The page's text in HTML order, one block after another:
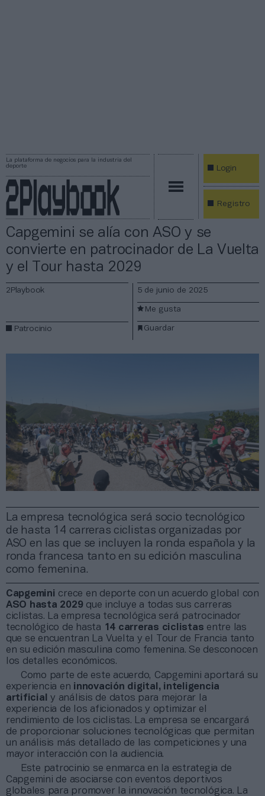
La plataforma de negocios para la industria del
deporte
Login
Registro
Capgemini se alía con ASO y se
convierte en patrocinador de La Vuelta
y el Tour hasta 2029
La empresa tecnológica será socio tecnológico
de hasta 14 carreras ciclistas organizadas por
ASO en las que se incluyen la ronda española y la
ronda francesa tanto en su edición masculina
como femenina.
2Playbook
Patrocinio
5 de junio de 2025
Guardar
Me gusta
Capgemini crece en deporte con un acuerdo global con
ASO hasta 2029 que incluye a todas sus carreras
ciclistas. La empresa tecnológica será patrocinador
tecnológico de hasta 14 carreras ciclistas entre las
que se encuentran La Vuelta y el Tour de Francia tanto
en su edición masculina como femenina. Se desconocen
los detalles económicos.
Como parte de este acuerdo, Capgemini aportará su
experiencia en innovación digital, inteligencia
artificialy análisis de datos para mejorar la
experiencia de los aficionados y optimizar el
rendimiento de los ciclistas. La empresa se encargará
de proporcionar soluciones tecnológicas que permitan
un análisis más detallado de las competiciones y una
mayor interacción con la audiencia.
Este patrocinio se enmarca en la estrategia de
Capgemini de asociarse con eventos deportivos
globales para promover la innovación tecnológica. La